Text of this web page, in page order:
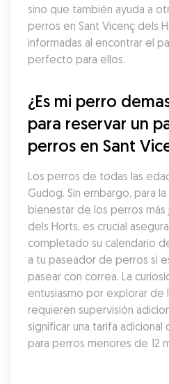
sino que también ayuda a
perros en Sant Vicenç dels
informadas al encontrar el
perfecto para ellos.
¿Es mi perro
para reservar un
perros en Sant
Los perros de todas las
Gudog. Sin embargo, para
bienestar de los perros más
dels Horts, es crucial
completado su calendario
a tu paseador de perros si
pasear con correa. La
entusiasmo por explorar de
requieren supervisión
significar una tarifa
para perros menores de 12